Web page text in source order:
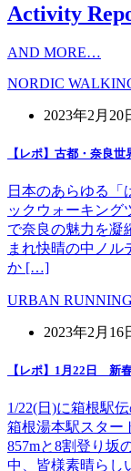
Activity
AND MORE…
NORDIC
2023年2月20
【レポ】古都・奈良
日本のあらゆる「
ックウォーキング
で奈良の魅力を凝
まれ快晴の中ノル
か […]
URBAN RUNNING
2023年2月16
【レポ】1月22日 新
1/22(日)に箱根駅
箱根湯本駅スター
857mと8割登り坂
中、皆様素晴ら